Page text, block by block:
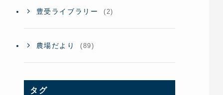
豊受ライブラリー (2)
農場だより (89)
タグ